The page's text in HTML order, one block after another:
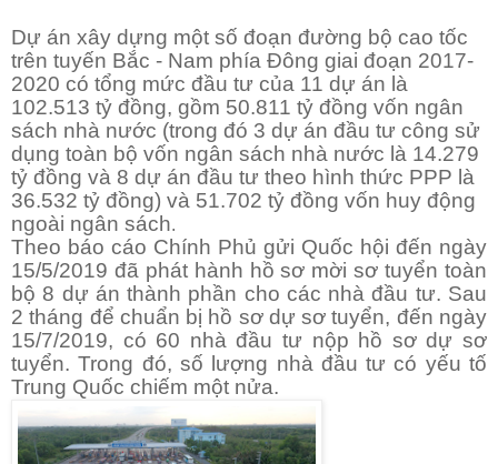
Dự án xây dựng một số đoạn đường bộ cao tốc
trên tuyến Bắc - Nam phía Đông giai đoạn 2017-
2020 có tổng mức đầu tư của 11 dự án là
102.513 tỷ đồng, gồm 50.811 tỷ đồng vốn ngân
sách nhà nước (trong đó 3 dự án đầu tư công sử
dụng toàn bộ vốn ngân sách nhà nước là 14.279
tỷ đồng và 8 dự án đầu tư theo hình thức PPP là
36.532 tỷ đồng) và 51.702 tỷ đồng vốn huy động
ngoài ngân sách.
Theo báo cáo Chính Phủ gửi Quốc hội đến ngày
15/5/2019 đã phát hành hồ sơ mời sơ tuyển toàn
bộ 8 dự án thành phần cho các nhà đầu tư. Sau
2 tháng để chuẩn bị hồ sơ dự sơ tuyển, đến ngày
15/7/2019, có 60 nhà đầu tư nộp hồ sơ dự sơ
tuyển. Trong đó, số lượng nhà đầu tư có yếu tố
Trung Quốc chiếm một nửa.